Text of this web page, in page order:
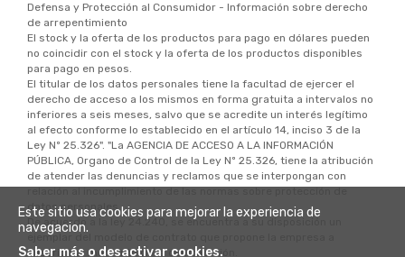
Defensa y Protección al Consumidor - Información sobre derecho
de arrepentimiento
El stock y la oferta de los productos para pago en dólares pueden
no coincidir con el stock y la oferta de los productos disponibles
para pago en pesos.
El titular de los datos personales tiene la facultad de ejercer el
derecho de acceso a los mismos en forma gratuita a intervalos no
inferiores a seis meses, salvo que se acredite un interés legítimo
al efecto conforme lo establecido en el artículo 14, inciso 3 de la
Ley Nº 25.326". "La AGENCIA DE ACCESO A LA INFORMACIÓN
PÚBLICA, Organo de Control de la Ley Nº 25.326, tiene la atribución
de atender las denuncias y reclamos que se interpongan con
datos personales.
De acuerdo a la ley 24.240, se encuentra a su disposición un
ejemplar del modelo de contrato que propone la empresa a
suscribir al momento de la contratación.
Este sitio usa cookies para mejorar la experiencia de
navegacion.
Saber más o desactivar cookies.